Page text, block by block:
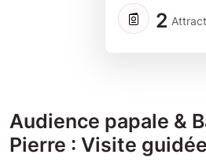
2
Audience papale &
Pierre : Visite guidée